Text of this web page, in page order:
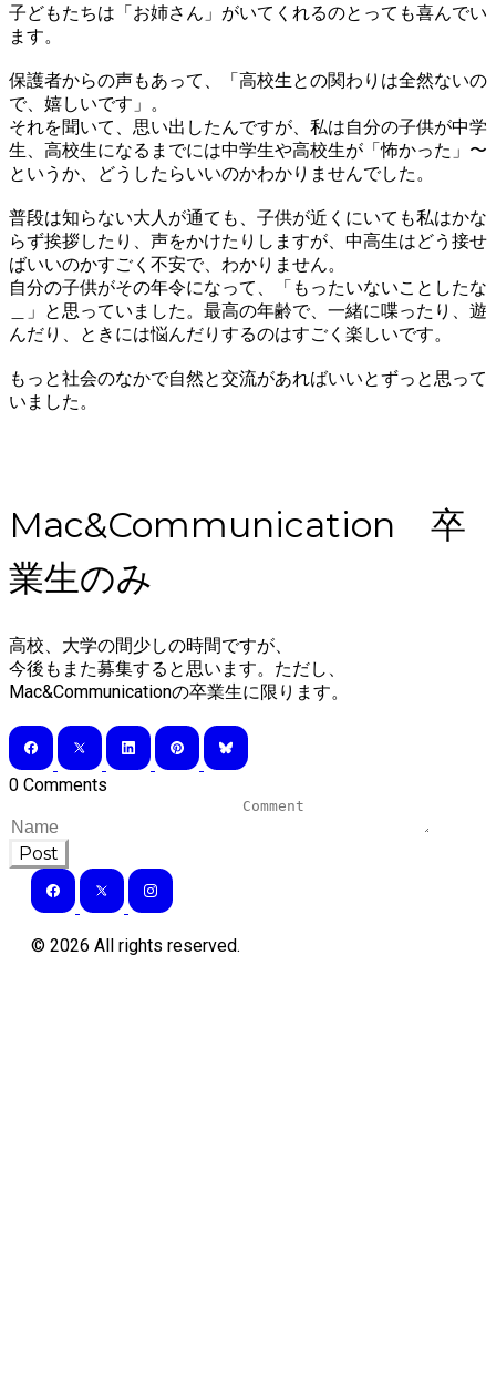
子どもたちは「お姉さん」がいてくれるのとっても喜んでい
ます。
保護者からの声もあって、「高校生との関わりは全然ないの
で、嬉しいです」。
それを聞いて、思い出したんですが、私は自分の子供が中学
生、高校生になるまでには中学生や高校生が「怖かった」〜
というか、どうしたらいいのかわかりませんでした。
普段は知らない大人が通ても、子供が近くにいても私はかな
らず挨拶したり、声をかけたりしますが、中高生はどう接せ
ばいいのかすごく不安で、わかりません。
自分の子供がその年令になって、「もったいないことしたな
＿」と思っていました。最高の年齢で、一緒に喋ったり、遊
んだり、ときには悩んだりするのはすごく楽しいです。
もっと社会のなかで自然と交流があればいいとずっと思って
いました。
Mac&Communication 卒
業生のみ
高校、大学の間少しの時間ですが、
​今後もまた募集すると思います。ただし、
Mac&Communicationの卒業生に限ります。
0 Comments
Post
© 2026 All rights reserved.